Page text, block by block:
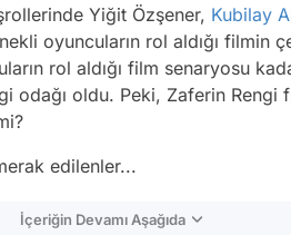
Yiğit Özşener, Kubilay
oyuncuların rol aldığı filmin
rol aldığı film senaryosu
odağı oldu. Peki, Zaferin Rengi
edilenler...
İçeriğin Devamı Aşağıda